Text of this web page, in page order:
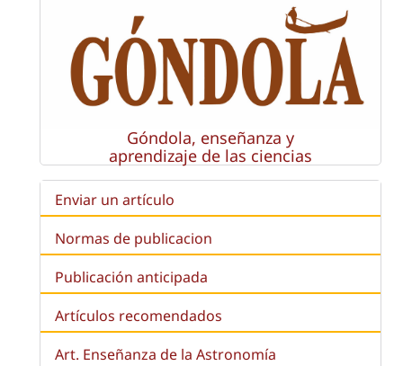
Góndola, enseñanza y
aprendizaje de las ciencias
Enviar un artículo
Normas de publicacion
Publicación anticipada
Artículos recomendados
Art. Enseñanza de la Astronomía